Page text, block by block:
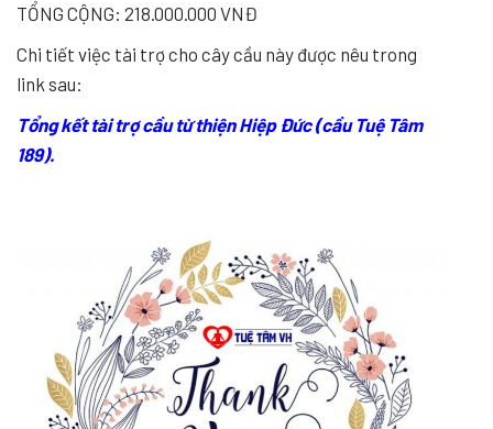
TỔNG CỘNG: 218.000.000 VNĐ
Chi tiết việc tài trợ cho cây cầu này được nêu trong
link sau:
Tổng kết tài trợ cầu từ thiện Hiệp Đức (cầu Tuệ Tâm
189).